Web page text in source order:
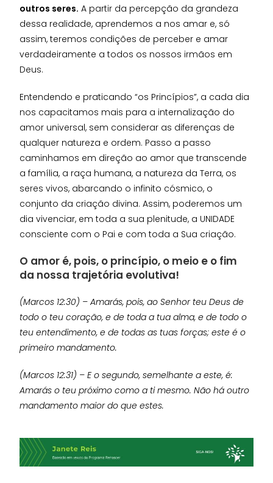
outros seres. A partir da percepção da grandeza
dessa realidade, aprendemos a nos amar e, só
assim, teremos condições de perceber e amar
verdadeiramente a todos os nossos irmãos em
Deus.
Entendendo e praticando “os Princípios”, a cada dia
nos capacitamos mais para a internalização do
amor universal, sem considerar as diferenças de
qualquer natureza e ordem. Passo a passo
caminhamos em direção ao amor que transcende
a família, a raça humana, a natureza da Terra, os
seres vivos, abarcando o infinito cósmico, o
conjunto da criação divina. Assim, poderemos um
dia vivenciar, em toda a sua plenitude, a UNIDADE
consciente com o Pai e com toda a Sua criação.
O amor é, pois, o princípio, o meio e o fim
da nossa trajetória evolutiva!
(Marcos 12:30) – Amarás, pois, ao Senhor teu Deus de
todo o teu coração, e de toda a tua alma, e de todo o
teu entendimento, e de todas as tuas forças; este é o
primeiro mandamento.
(Marcos 12:31) – E o segundo, semelhante a este, é:
Amarás o teu próximo como a ti mesmo. Não há outro
mandamento maior do que estes.